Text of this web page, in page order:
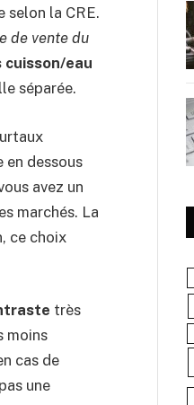
selon la CRE.
de vente du
cuisson/eau
séparée.
en dessous
avez un
marchés. La
ce choix
très
moins
cas de
une